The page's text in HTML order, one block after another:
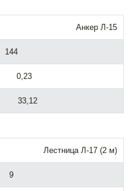
Анкер Л-15
144
0,23
33,12
Лестница Л-17 (2 м)
9